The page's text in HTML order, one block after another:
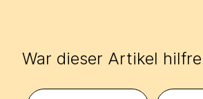
War dieser Artikel